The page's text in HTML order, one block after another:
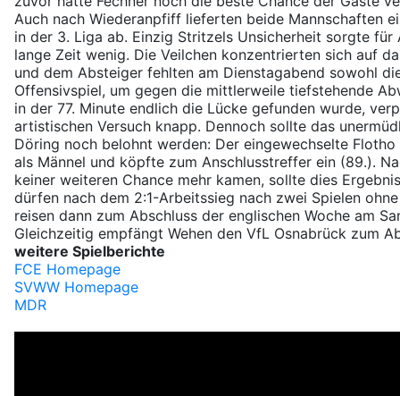
Auch nach Wiederanpfiff lieferten beide Mannschaften
in der 3. Liga ab. Einzig Stritzels Unsicherheit sorgte für
lange Zeit wenig. Die Veilchen konzentrierten sich auf
und dem Absteiger fehlten am Dienstagabend sowohl
Offensivspiel, um gegen die mittlerweile tiefstehende
in der 77. Minute endlich die Lücke gefunden wurde,
artistischen Versuch knapp. Dennoch sollte das
Döring noch belohnt werden: Der eingewechselte
als Männel und köpfte zum Anschlusstreffer ein (89.).
keiner weiteren Chance mehr kamen, sollte dies
dürfen nach dem 2:1-Arbeitssieg nach zwei Spielen
reisen dann zum Abschluss der englischen Woche am
Gleichzeitig empfängt Wehen den VfL Osnabrück zum
weitere Spielberichte
FCE Homepage
SVWW Homepage
MDR